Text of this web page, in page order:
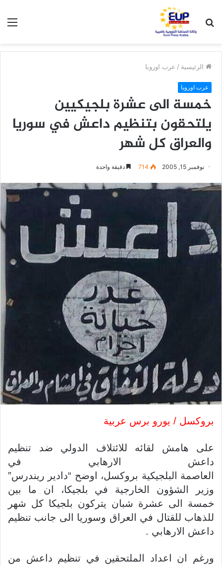
عن
الرئيسية / عرب اوروبا
عرب اوروبا
خمسة الى عشرة بلجيكيين
يلتحقون بتنظيم داعش في سوريا
والعراق كل شهر
نوفمبر 15, 2005 714 دقيقة واحدة
بروكسل / يورو برس عربية
على هامش لقائه للائتلاف الدولي ضد تنظيم
داعش الارهابي في
العاصمة البلجيكية بروكسل، اوضح “دادير ريندرس”
وزير الشؤون الخارجية في بلجيكا، ان ما بين
خمسة الى عشرة شبان يتركون بلجيكا كل شهر
للذهاب للقتال في العراق وسوريا الى جانب تنظيم
داعش الارهابي .
ورغم ان اعداد الملتحقين في تنظيم داعش من